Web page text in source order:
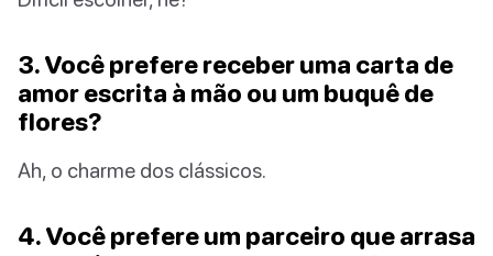
3. Você prefere receber uma carta de
amor escrita à mão ou um buquê de
flores?
Ah, o charme dos clássicos.
4. Você prefere um parceiro que arrasa